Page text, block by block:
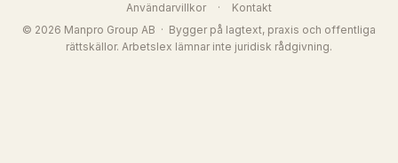
Användarvillkor ·
Kontakt
© 2026 Manpro Group AB · Bygger på lagtext, praxis och offentliga
rättskällor. Arbetslex lämnar inte juridisk rådgivning.